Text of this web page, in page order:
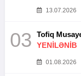
13.07.2026
03
YENİLƏNİB
01.08.2026